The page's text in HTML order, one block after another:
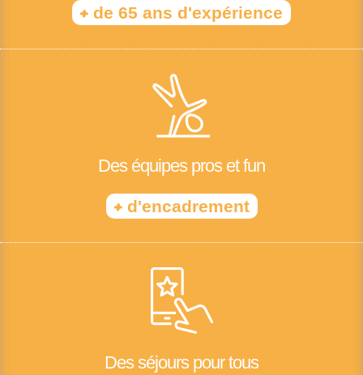
+ de 65 ans d'expérience
Des équipes pros et fun
+d'encadrement
Des séjours pour tous